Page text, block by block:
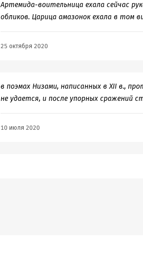
Артемида-воительница ехала сейчас
обликов. Царица амазонок ехала в том
25 октября 2020
в поэмах Низами, написанных в XII в.,
не удается, и после упорных сражений
10 июля 2020